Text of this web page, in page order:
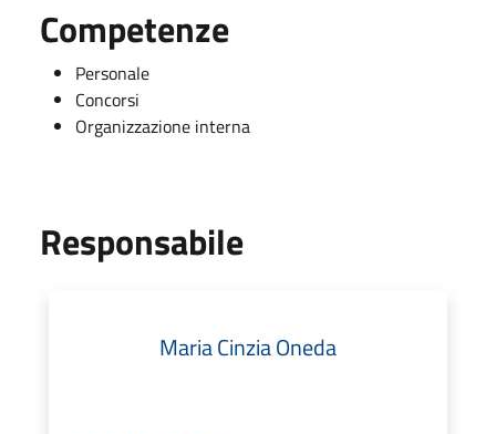
Competenze
Personale
Concorsi
Organizzazione interna
Responsabile
Maria Cinzia Oneda